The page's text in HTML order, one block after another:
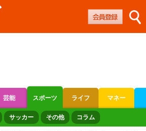
芸能 スポーツ ライフ マネー
オートレース
サッカー その他 コラム